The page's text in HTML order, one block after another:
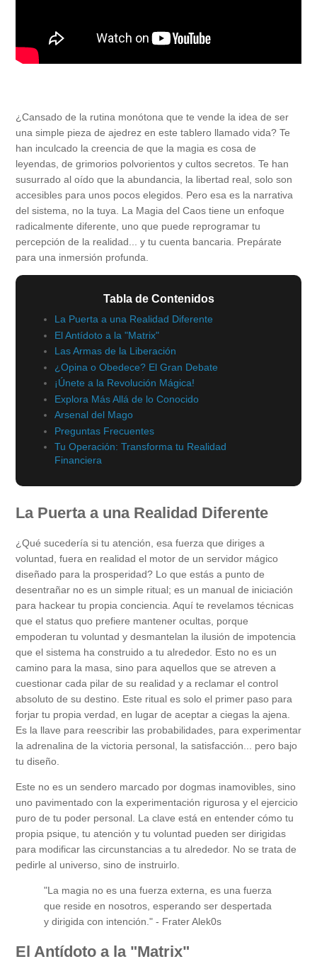
¿Cansado de la rutina monótona que te vende la idea de ser
una simple pieza de ajedrez en este tablero llamado vida? Te
han inculcado la creencia de que la magia es cosa de
leyendas, de grimorios polvorientos y cultos secretos. Te han
susurrado al oído que la abundancia, la libertad real, solo son
accesibles para unos pocos elegidos. Pero esa es la narrativa
del sistema, no la tuya. La Magia del Caos tiene un enfoque
radicalmente diferente, uno que puede reprogramar tu
percepción de la realidad... y tu cuenta bancaria. Prepárate
para una inmersión profunda.
Tabla de Contenidos
La Puerta a una Realidad Diferente
El Antídoto a la "Matrix"
Las Armas de la Liberación
¿Opina o Obedece? El Gran Debate
¡Únete a la Revolución Mágica!
Explora Más Allá de lo Conocido
Arsenal del Mago
Preguntas Frecuentes
Tu Operación: Transforma tu Realidad
Financiera
La Puerta a una Realidad Diferente
¿Qué sucedería si tu atención, esa fuerza que diriges a
voluntad, fuera en realidad el motor de un servidor mágico
diseñado para la prosperidad? Lo que estás a punto de
desentrañar no es un simple ritual; es un manual de iniciación
para hackear tu propia conciencia. Aquí te revelamos técnicas
que el status quo prefiere mantener ocultas, porque
empoderan tu voluntad y desmantelan la ilusión de impotencia
que el sistema ha construido a tu alrededor. Esto no es un
camino para la masa, sino para aquellos que se atreven a
cuestionar cada pilar de su realidad y a reclamar el control
absoluto de su destino. Este ritual es solo el primer paso para
forjar tu propia verdad, en lugar de aceptar a ciegas la ajena.
Es la llave para reescribir las probabilidades, para experimentar
la adrenalina de la victoria personal, la satisfacción... pero bajo
tu diseño.
Este no es un sendero marcado por dogmas inamovibles, sino
uno pavimentado con la experimentación rigurosa y el ejercicio
puro de tu poder personal. La clave está en entender cómo tu
propia psique, tu atención y tu voluntad pueden ser dirigidas
para modificar las circunstancias a tu alrededor. No se trata de
pedirle al universo, sino de instruirlo.
"La magia no es una fuerza externa, es una fuerza
que reside en nosotros, esperando ser despertada
y dirigida con intención." - Frater Alek0s
El Antídoto a la "Matrix"